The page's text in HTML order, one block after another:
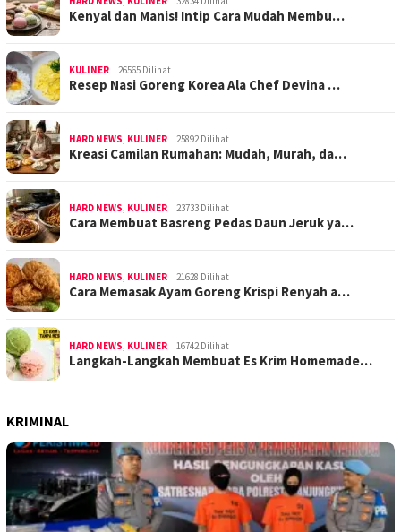
Kenyal dan Manis! Intip Cara Mudah Membu…
KULINER 26565 Dilihat
Resep Nasi Goreng Korea Ala Chef Devina …
HARD NEWS KULINER 25892 Dilihat
Kreasi Camilan Rumahan: Mudah, Murah, da…
HARD NEWS KULINER 23733 Dilihat
Cara Membuat Basreng Pedas Daun Jeruk ya…
HARD NEWS KULINER 21628 Dilihat
Cara Memasak Ayam Goreng Krispi Renyah a…
HARD NEWS KULINER 16742 Dilihat
Langkah-Langkah Membuat Es Krim Homemade…
KRIMINAL